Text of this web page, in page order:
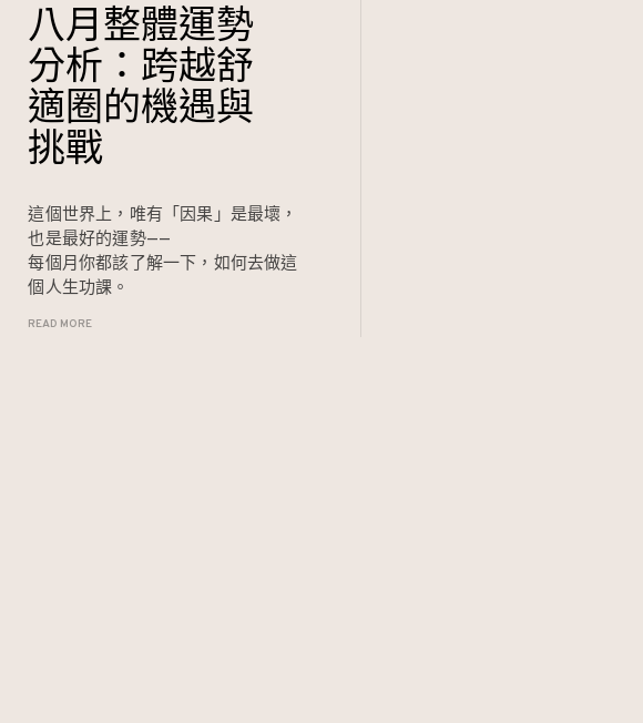
八月整體運勢
分析：跨越舒
適圈的機遇與
挑戰
這個世界上，唯有「因果」是最壞，
也是最好的運勢——
每個月你都該了解一下，如何去做這
個人生功課。
READ MORE